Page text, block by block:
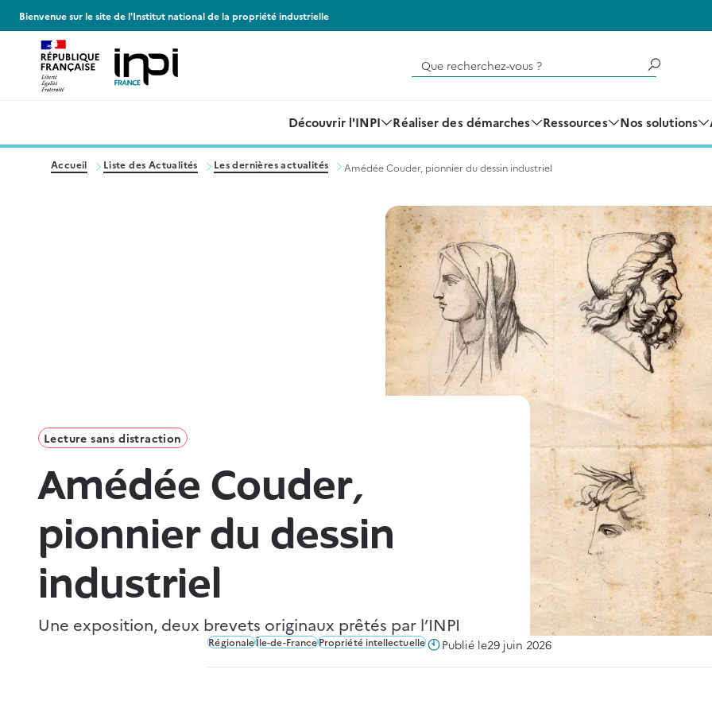
Bienvenue sur le site de l'Institut national de la propriété industrielle
Que recherchez-vous ?
Découvrir l'INPI Réaliser des démarches Ressources Nos solutions
Accueil Liste des Actualités Les dernières actualités Amédée Couder, pionnier du dessin industriel
Amédée Couder,
pionnier du dessin
industriel
Une exposition, deux brevets originaux prêtés par l’INPI
Lecture sans distraction
RégionaleÎle-de-FrancePropriété intellectuelle Publié le29 juin 2026
Panneau de gestion des cookies